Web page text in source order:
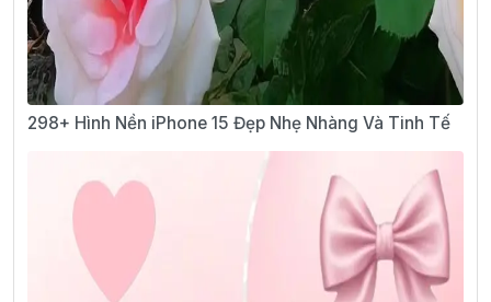
298+ Hình Nền iPhone 15 Đẹp Nhẹ Nhàng Và Tinh Tế